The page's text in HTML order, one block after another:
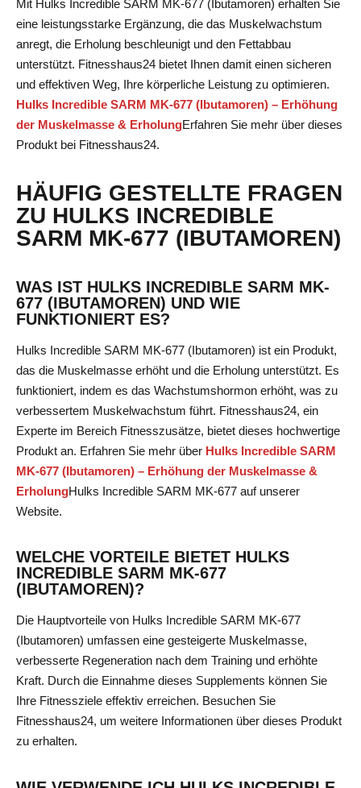
Mit Hulks Incredible SARM MK-677 (Ibutamoren) erhalten Sie
eine leistungsstarke Ergänzung, die das Muskelwachstum
anregt, die Erholung beschleunigt und den Fettabbau
unterstützt. Fitnesshaus24 bietet Ihnen damit einen sicheren
und effektiven Weg, Ihre körperliche Leistung zu optimieren.
Hulks Incredible SARM MK-677 (Ibutamoren) – Erhöhung
der Muskelmasse & ErholungErfahren Sie mehr über dieses
Produkt bei Fitnesshaus24.
HÄUFIG GESTELLTE FRAGEN
ZU HULKS INCREDIBLE
SARM MK-677 (IBUTAMOREN)
WAS IST HULKS INCREDIBLE SARM MK-
677 (IBUTAMOREN) UND WIE
FUNKTIONIERT ES?
Hulks Incredible SARM MK-677 (Ibutamoren) ist ein Produkt,
das die Muskelmasse erhöht und die Erholung unterstützt. Es
funktioniert, indem es das Wachstumshormon erhöht, was zu
verbessertem Muskelwachstum führt. Fitnesshaus24, ein
Experte im Bereich Fitnesszusätze, bietet dieses hochwertige
Produkt an. Erfahren Sie mehr über Hulks Incredible SARM
MK-677 (Ibutamoren) – Erhöhung der Muskelmasse &
ErholungHulks Incredible SARM MK-677 auf unserer
Website.
WELCHE VORTEILE BIETET HULKS
INCREDIBLE SARM MK-677
(IBUTAMOREN)?
Die Hauptvorteile von Hulks Incredible SARM MK-677
(Ibutamoren) umfassen eine gesteigerte Muskelmasse,
verbesserte Regeneration nach dem Training und erhöhte
Kraft. Durch die Einnahme dieses Supplements können Sie
Ihre Fitnessziele effektiv erreichen. Besuchen Sie
Fitnesshaus24, um weitere Informationen über dieses Produkt
zu erhalten.